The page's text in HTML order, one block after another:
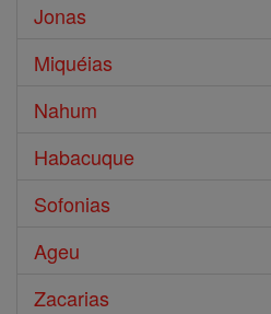
Jonas
Miquéias
Nahum
Habacuque
Sofonias
Ageu
Zacarias